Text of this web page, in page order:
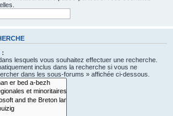
:
lesquels vous souhaitez effectuer une recherche.
inclus dans la recherche si vous ne
dans les sous-forums » affichée ci-dessous.